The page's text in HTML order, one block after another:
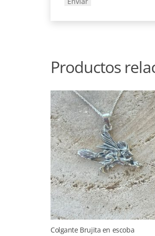
Productos
Colgante Brujita en escoba